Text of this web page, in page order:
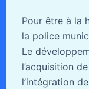
Pour être à la
la police
Le
l’acquisition
l’intégration